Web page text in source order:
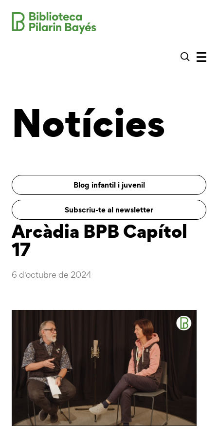
Notícies
Blog infantil i juvenil
Subscriu-te al newsletter
Arcàdia BPB Capítol
17
6 d'octubre de 2024